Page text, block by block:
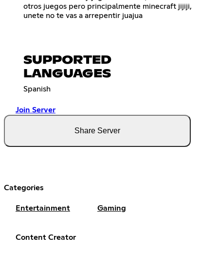
otros juegos pero principalmente minecraft jijiji,
unete no te vas a arrepentir juajua
SUPPORTED
LANGUAGES
Spanish
Join Server
Share Server
Categories
Entertainment Gaming
Content Creator